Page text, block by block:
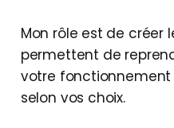
Mon rôle est de créer
permettent de
votre fonctionnement
selon vos choix.